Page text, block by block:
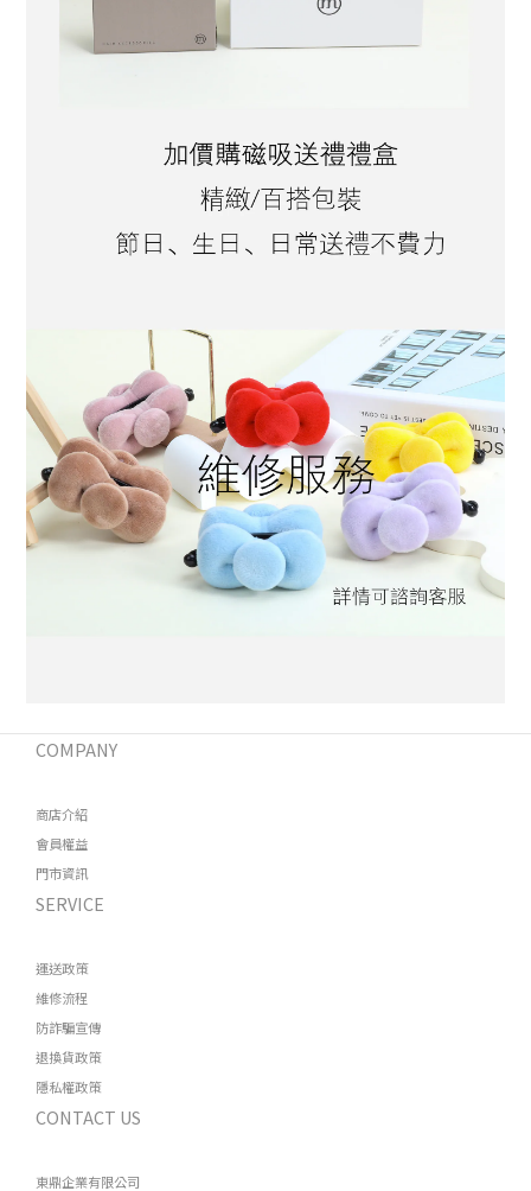
COMPANY
商店介紹
會員權益
門市資訊
SERVICE
運送政策
維修流程
防詐騙宣傳
退換貨政策
隱私權政策
CONTACT US
東鼎企業有限公司